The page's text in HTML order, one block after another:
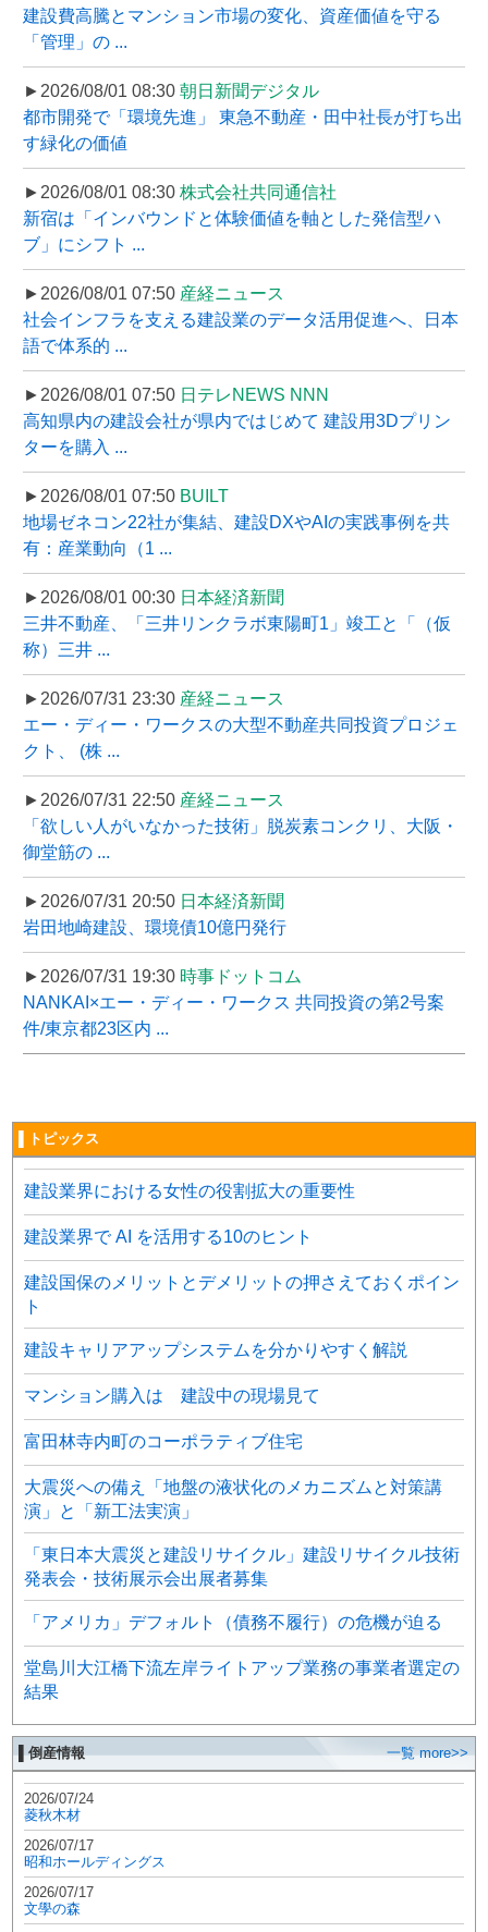
建設費高騰とマンション市場の変化、資産価値を守る
「管理」の ...
►2026/08/01 08:30 朝日新聞デジタル
都市開発で「環境先進」 東急不動産・田中社長が打ち出
す緑化の価値
►2026/08/01 08:30 株式会社共同通信社
新宿は「インバウンドと体験価値を軸とした発信型ハ
ブ」にシフト ...
►2026/08/01 07:50 産経ニュース
社会インフラを支える建設業のデータ活用促進へ、日本
語で体系的 ...
►2026/08/01 07:50 日テレNEWS NNN
高知県内の建設会社が県内ではじめて 建設用3Dプリン
ターを購入 ...
►2026/08/01 07:50 BUILT
地場ゼネコン22社が集結、建設DXやAIの実践事例を共
有：産業動向（1 ...
►2026/08/01 00:30 日本経済新聞
三井不動産、「三井リンクラボ東陽町1」竣工と「（仮
称）三井 ...
►2026/07/31 23:30 産経ニュース
エー・ディー・ワークスの大型不動産共同投資プロジェ
クト、 (株 ...
►2026/07/31 22:50 産経ニュース
「欲しい人がいなかった技術」脱炭素コンクリ、大阪・
御堂筋の ...
►2026/07/31 20:50 日本経済新聞
岩田地崎建設、環境債10億円発行
►2026/07/31 19:30 時事ドットコム
NANKAI×エー・ディー・ワークス 共同投資の第2号案
件/東京都23区内 ...
▌トピックス
建設業界における女性の役割拡大の重要性
建設業界で AI を活用する10のヒント
建設国保のメリットとデメリットの押さえておくポイン
ト
建設キャリアアップシステムを分かりやすく解説
マンション購入は 建設中の現場見て
富田林寺内町のコーポラティブ住宅
大震災への備え「地盤の液状化のメカニズムと対策講
演」と「新工法実演」
「東日本大震災と建設リサイクル」建設リサイクル技術
発表会・技術展示会出展者募集
「アメリカ」デフォルト（債務不履行）の危機が迫る
堂島川大江橋下流左岸ライトアップ業務の事業者選定の
結果
▌倒産情報 一覧 more>>
2026/07/24
菱秋木材
2026/07/17
昭和ホールディングス
2026/07/17
文學の森